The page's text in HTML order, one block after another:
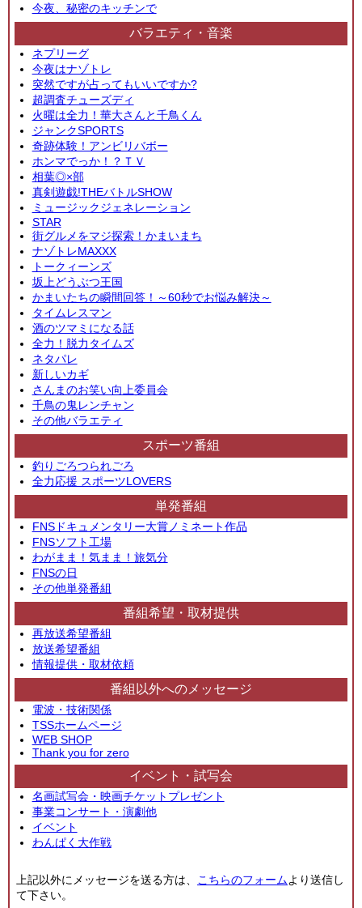
今夜、秘密のキッチンで
バラエティ・音楽
ネプリーグ
今夜はナゾトレ
突然ですが占ってもいいですか?
超調査チューズディ
火曜は全力！華大さんと千鳥くん
ジャンクSPORTS
奇跡体験！アンビリバボー
ホンマでっか！？ＴＶ
相葉◎×部
真剣遊戯!THEバトルSHOW
ミュージックジェネレーション
STAR
街グルメをマジ探索！かまいまち
ナゾトレMAXXX
トークィーンズ
坂上どうぶつ王国
かまいたちの瞬間回答！～60秒でお悩み解決～
タイムレスマン
酒のツマミになる話
全力！脱力タイムズ
ネタパレ
新しいカギ
さんまのお笑い向上委員会
千鳥の鬼レンチャン
その他バラエティ
スポーツ番組
釣りごろつられごろ
全力応援 スポーツLOVERS
単発番組
FNSドキュメンタリー大賞ノミネート作品
FNSソフト工場
わがまま！気まま！旅気分
FNSの日
その他単発番組
番組希望・取材提供
再放送希望番組
放送希望番組
情報提供・取材依頼
番組以外へのメッセージ
電波・技術関係
TSSホームページ
WEB SHOP
Thank you for zero
イベント・試写会
名画試写会・映画チケットプレゼント
事業コンサート・演劇他
イベント
わんぱく大作戦
上記以外にメッセージを送る方は、 こちらのフォームより送信し
て下さい。